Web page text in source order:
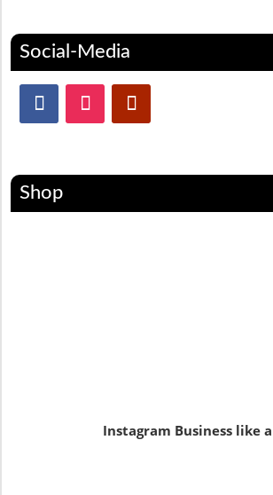
Social-Media
Shop
Instagram Business like a